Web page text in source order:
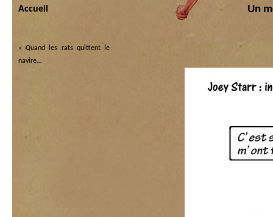
Accueil Un
«Quand les rats quittent le
navire…